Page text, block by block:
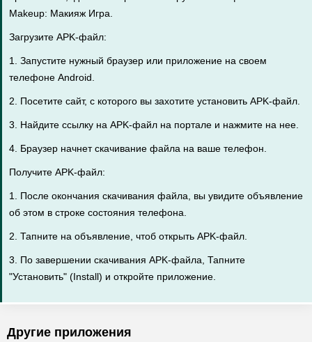
Makeup: Макияж Игрa.
Загрузите APK-файл:
1. Запустите нужный браузер или приложение на своем
телефоне Android.
2. Посетите сайт, с которого вы захотите установить APK-файл.
3. Найдите ссылку на APK-файл на портале и нажмите на нее.
4. Браузер начнет скачивание файла на ваше телефон.
Получите APK-файл:
1. После окончания скачивания файла, вы увидите объявление
об этом в строке состояния телефона.
2. Тапните на объявление, чтоб открыть APK-файл.
3. По завершении скачивания APK-файла, Тапните
"Установить" (Install) и откройте приложение.
Другие приложения